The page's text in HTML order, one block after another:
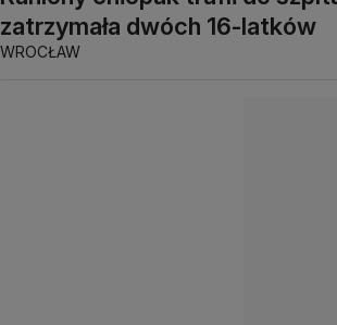
zatrzymała dwóch 16-latków
WROCŁAW